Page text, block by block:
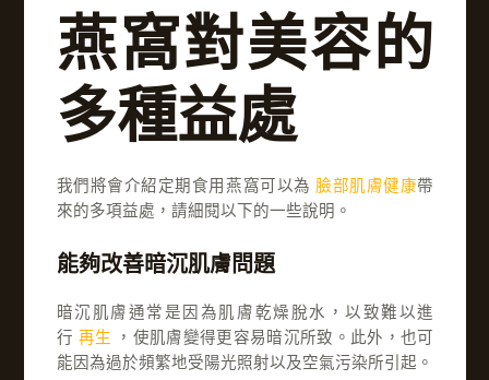
燕窩對美容的
多種益處
我們將會介紹定期食用燕窩可以為臉部肌膚健康帶
來的多項益處，請細閱以下的一些說明。
能夠改善暗沉肌膚問題
暗沉肌膚通常是因為肌膚乾燥脫水，以致難以進
行 再生 ，使肌膚變得更容易暗沉所致。此外，也可
能因為過於頻繁地受陽光照射以及空氣污染所引起。